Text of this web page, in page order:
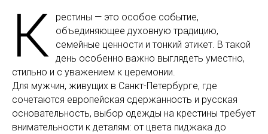
К
рестины — это особое событие,
объединяющее духовную традицию,
семейные ценности и тонкий этикет. В такой
день особенно важно выглядеть уместно,
стильно и с уважением к церемонии.
Для мужчин, живущих в Санкт-Петербурге, где
сочетаются европейская сдержанность и русская
основательность, выбор одежды на крестины требует
внимательности к деталям: от цвета пиджака до